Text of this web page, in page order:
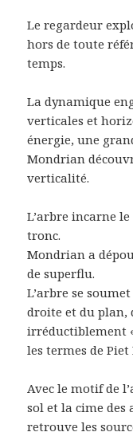
Le regardeur
hors de toute
temps.
La dynamique
verticales et
énergie, une
Mondrian
verticalité.
L’arbre incarne
tronc.
Mondrian a
de superflu.
L’arbre se
droite et du plan,
irréductiblement
les termes de
Avec le motif de
sol et la cime des
retrouve les